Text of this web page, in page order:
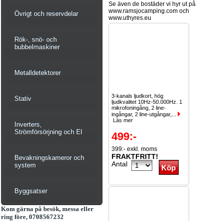
Övrigt och reservdelar
Rök-, snö- och
bubbelmaskiner
Metalldetektorer
Stativ
Inverters,
Strömförsörjning och El
Bevakningskameror och
system
Byggsatser
Kom gärna på besök, messa eller
ring före, 0708567232
Se även de bostäder vi hyr ut på
www.ramsjocamping.com och
www.uthyres.eu
3-kanals ljudkort, hög
ljudkvalitet 10Hz-50.000Hz. 1
mikrofoningång, 2 line-
ingångar, 2 line-utgångar,...
Läs mer
499:-
399:- exkl. moms
FRAKTFRITT!
Antal